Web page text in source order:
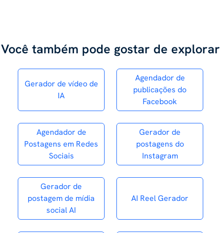
Você também pode gostar de explorar
Gerador de vídeo de
IA
Agendador de
publicações do
Facebook
Agendador de
Postagens em Redes
Sociais
Gerador de
postagens do
Instagram
Gerador de
postagem de mídia
social AI
AI Reel Gerador